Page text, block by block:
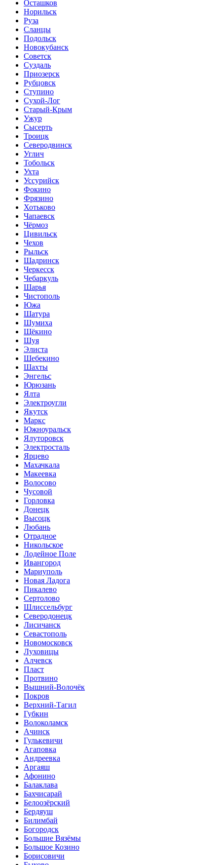
Осташков
Норильск
Руза
Сланцы
Подольск
Новокубанск
Советск
Суздаль
Приозерск
Рубцовск
Ступино
Сухой-Лог
Старый-Крым
Ужур
Сысерть
Троицк
Северодвинск
Углич
Тобольск
Ухта
Уссурийск
Фокино
Фрязино
Хотьково
Чапаевск
Чёрмоз
Цивильск
Чехов
Рыльск
Шадринск
Черкесск
Чебаркуль
Шарья
Чистополь
Южа
Шатура
Шумиха
Щёкино
Шуя
Элиста
Шебекино
Шахты
Энгельс
Юрюзань
Ялта
Электроугли
Якутск
Маркс
Южноуральск
Ялуторовск
Электросталь
Ярцево
Махачкала
Макеевка
Волосово
Чусовой
Горловка
Донецк
Высоцк
Любань
Отрадное
Никольское
Лодейное Поле
Ивангород
Мариуполь
Новая Ладога
Пикалево
Сертолово
Шлиссельбург
Северодонецк
Лисичанск
Севастополь
Новомосковск
Луховицы
Алчевск
Пласт
Протвино
Вышний-Волочёк
Покров
Верхний-Тагил
Губкин
Волоколамск
Ачинск
Гулькевичи
Агаповка
Андреевка
Аргаяш
Афонино
Балаклава
Бахчисарай
Белоозёрский
Бердяуш
Билимбай
Богородск
Большие Вязёмы
Большое Козино
Борисовичи